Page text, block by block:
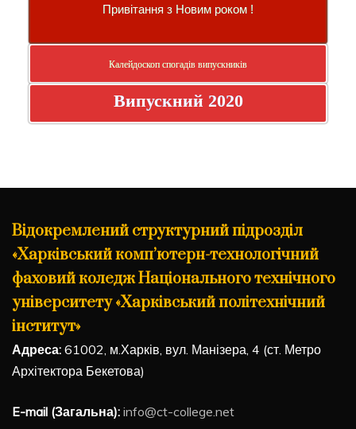
Привітання з Новим роком !
Калейдоскоп спогадів випускників
Випускний 2020
Відокремлений структурний підрозділ
«Харківський комп’ютерн-технологічний
фаховий коледж Національного технічного
університету «Харківський політехнічний
інститут»
Адреса: 61002, м.Харків, вул. Манізера, 4 (ст. Метро
Архітектора Бекетова)
E-mail (Загальна): info@ct-college.net